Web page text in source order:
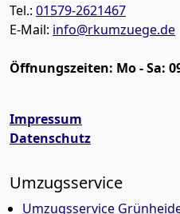
Tel.: 01579-2621467
E-Mail: info@rkumzuege.de
Öffnungszeiten: Mo - Sa:
Impressum
Datenschutz
Umzugsservice
Umzugsservice